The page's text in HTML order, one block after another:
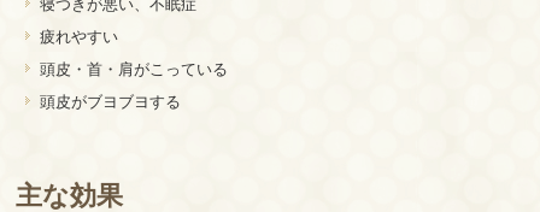
寝つきが悪い、不眠症
疲れやすい
頭皮・首・肩がこっている
頭皮がブヨブヨする
主な効果